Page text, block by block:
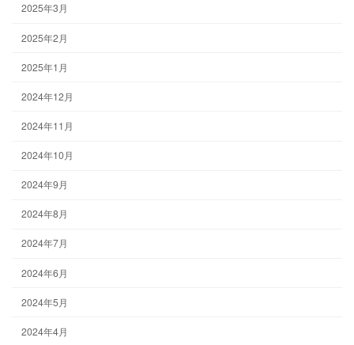
2025年3月
2025年2月
2025年1月
2024年12月
2024年11月
2024年10月
2024年9月
2024年8月
2024年7月
2024年6月
2024年5月
2024年4月